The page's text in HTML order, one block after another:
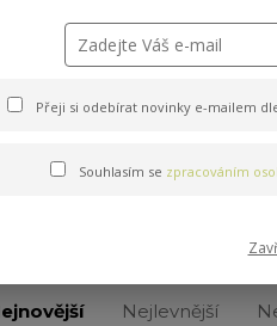
Nejlevnější
Přeji si odebírat novinky e-mailem
Souhlasím se zpracováním